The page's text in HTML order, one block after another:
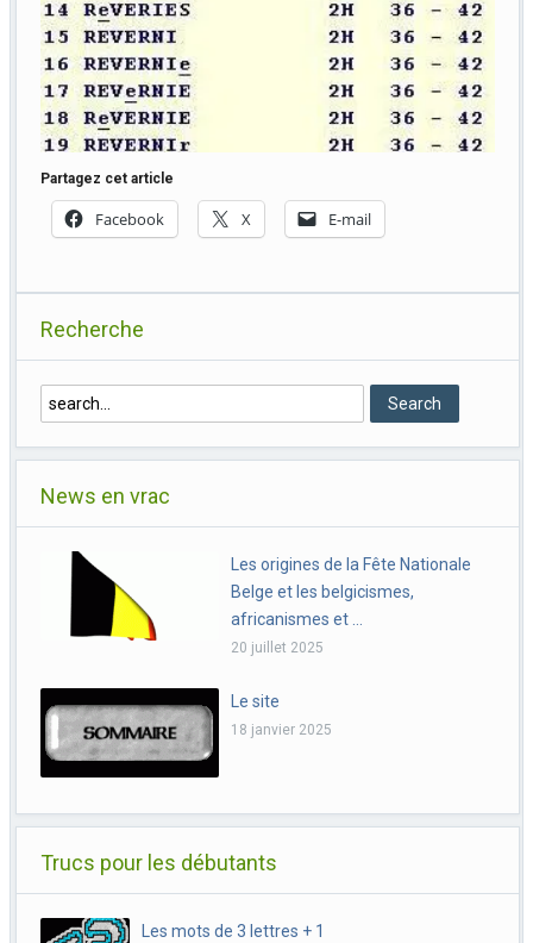
Partagez cet article
Facebook X E-mail
Recherche
News en vrac
Les origines de la Fête Nationale
Belge et les belgicismes,
africanismes et …
20 juillet 2025
Le site
18 janvier 2025
Trucs pour les débutants
Les mots de 3 lettres + 1